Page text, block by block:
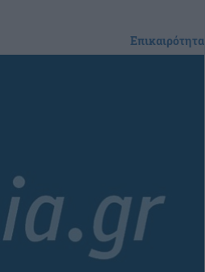
Επικαιρότητα